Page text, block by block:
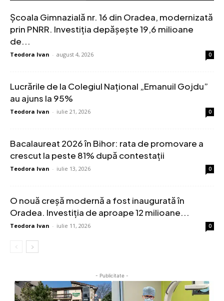
Școala Gimnazială nr. 16 din Oradea, modernizată
prin PNRR. Investiția depășește 19,6 milioane
de...
Teodora Ivan - august 4, 2026 0
Lucrările de la Colegiul Național „Emanuil Gojdu”
au ajuns la 95%
Teodora Ivan - iulie 21, 2026 0
Bacalaureat 2026 în Bihor: rata de promovare a
crescut la peste 81% după contestații
Teodora Ivan - iulie 13, 2026 0
O nouă creșă modernă a fost inaugurată în
Oradea. Investiția de aproape 12 milioane...
Teodora Ivan - iulie 11, 2026 0
- Publicitate -